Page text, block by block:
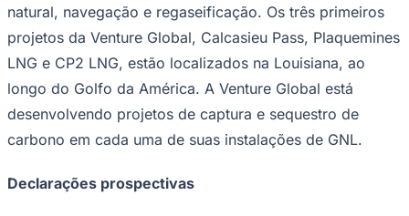
Competições de Futebol
Brasileirão Série A
Brasileirão Série B
Paulistão
Copa do Brasil
Sul-Americana
Champions League
Premier League
natural, navegação e regaseificação. Os três primeiros
projetos da Venture Global, Calcasieu Pass, Plaquemines
LNG e CP2 LNG, estão localizados na Louisiana, ao
longo do Golfo da América. A Venture Global está
desenvolvendo projetos de captura e sequestro de
carbono em cada uma de suas instalações de GNL.
Declarações prospectivas